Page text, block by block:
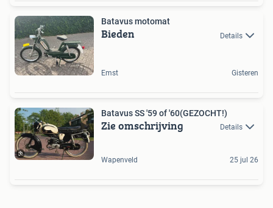
Batavus motomat
Bieden Details
Emst Gisteren
Batavus SS '59 of '60(GEZOCHT!)
Zie omschrijving Details
Wapenveld 25 jul 26